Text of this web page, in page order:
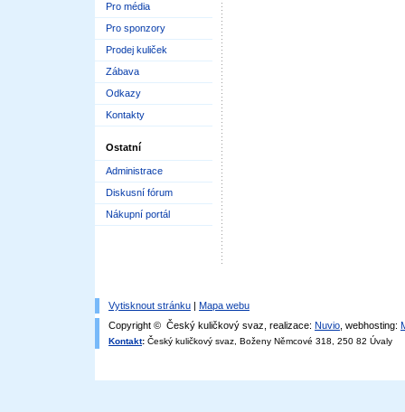
Pro média
Pro sponzory
Prodej kuliček
Zábava
Odkazy
Kontakty
Ostatní
Administrace
Diskusní fórum
Nákupní portál
Vytisknout stránku | Mapa webu
Copyright © Český kuličkový svaz, realizace: Nuvio , webhosting:
Kontakt: Český kuličkový svaz, Boženy Němcové 318, 250 82 Úvaly